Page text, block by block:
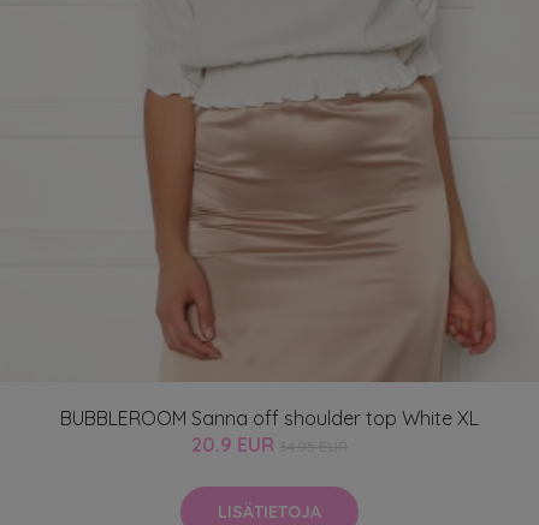
BUBBLEROOM Sanna off shoulder top White XL
20.9 EUR
LISÄTIETOJA